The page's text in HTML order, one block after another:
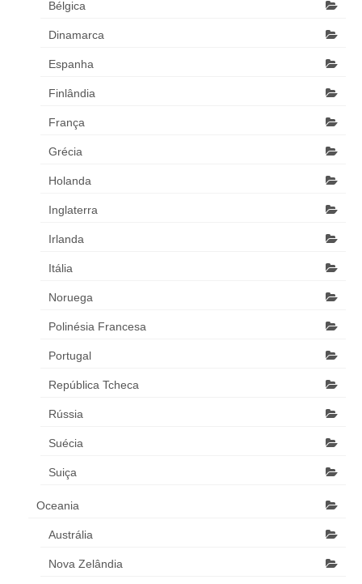
Bélgica
Dinamarca
Espanha
Finlândia
França
Grécia
Holanda
Inglaterra
Irlanda
Itália
Noruega
Polinésia Francesa
Portugal
República Tcheca
Rússia
Suécia
Suiça
Oceania
Austrália
Nova Zelândia